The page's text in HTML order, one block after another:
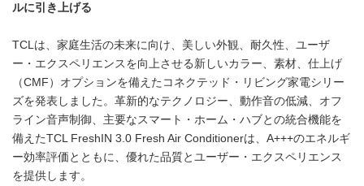
ルに引き上げる
TCLは、家庭生活の未来に向け、美しい外観、耐久性、ユーザ
ー・エクスペリエンスを向上させる新しいカラー、素材、仕上げ
（CMF）オプションを備えたコネクテッド・リビング家電シリー
ズを発表しました。革新的なテクノロジー、動作音の低減、オフ
ライン音声制御、主要なスマート・ホーム・ハブとの統合機能を
備えたTCL FreshIN 3.0 Fresh Air Conditionerは、A+++のエネルギ
ー効率評価とともに、優れた品質とユーザー・エクスペリエンス
を提供します。